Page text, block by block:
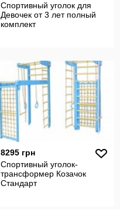
Спортивный уголок для
Девочек от 3 лет полный
комплект
8295 грн
Спортивный уголок-
трансформер Козачок
Стандарт